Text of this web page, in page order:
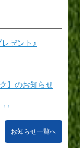
ゼント♪
】のお知らせ
！
お知らせ一覧へ